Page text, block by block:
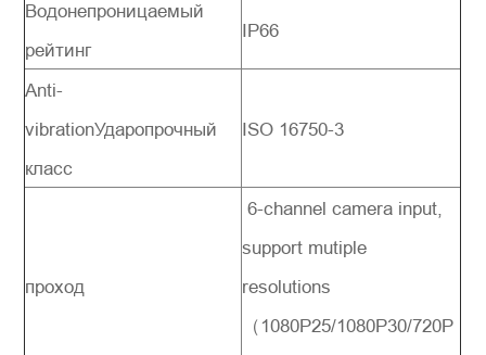
Водонепроницаемый
рейтинг
IP66
Anti-
vibrationУдаропрочный
класс
ISO 16750-3
проход
6-channel camera input,
support mutiple
resolutions
（1080P25/1080P30/720P